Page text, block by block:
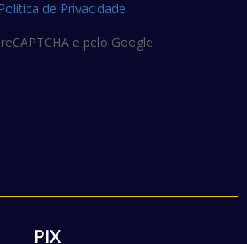
de Privacidade
e pelo Google
PIX